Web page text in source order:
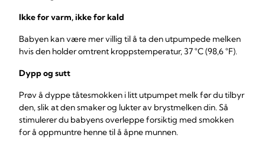
Ikke for varm, ikke for kald
Babyen kan være mer villig til å ta den utpumpede melken
hvis den holder omtrent kroppstemperatur, 37 °C (98,6 °F).
Dypp og sutt
Prøv å dyppe tåtesmokken i litt utpumpet melk før du tilbyr
den, slik at den smaker og lukter av brystmelken din. Så
stimulerer du babyens overleppe forsiktig med smokken
for å oppmuntre henne til å åpne munnen.